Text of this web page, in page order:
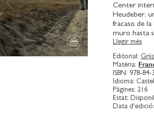
Center
Heudeber,
fracaso de
muro hasta
Ucrania de
La escritura
al servicio
como
caballo
Desertar
Llegir més
Editorial:
Matèria:
ISBN: 978-84-
Idioma:
Pàgines: 216
Estat:
Data d'edició: